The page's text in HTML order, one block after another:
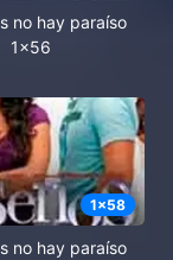
no hay paraíso
1x56
1x58
no hay paraíso